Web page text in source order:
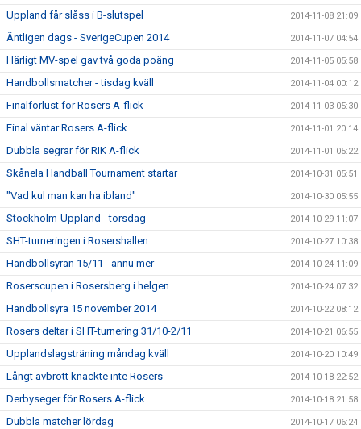
Uppland får slåss i B-slutspel 2014-11-08 21:09
Äntligen dags - SverigeCupen 2014 2014-11-07 04:54
Härligt MV-spel gav två goda poäng 2014-11-05 05:58
Handbollsmatcher - tisdag kväll 2014-11-04 00:12
Finalförlust för Rosers A-flick 2014-11-03 05:30
Final väntar Rosers A-flick 2014-11-01 20:14
Dubbla segrar för RIK A-flick 2014-11-01 05:22
Skånela Handball Tournament startar 2014-10-31 05:51
"Vad kul man kan ha ibland" 2014-10-30 05:55
Stockholm-Uppland - torsdag 2014-10-29 11:07
SHT-turneringen i Rosershallen 2014-10-27 10:38
Handbollsyran 15/11 - ännu mer 2014-10-24 11:09
Roserscupen i Rosersberg i helgen 2014-10-24 07:32
Handbollsyra 15 november 2014 2014-10-22 08:12
Rosers deltar i SHT-turnering 31/10-2/11 2014-10-21 06:55
Upplandslagsträning måndag kväll 2014-10-20 10:49
Långt avbrott knäckte inte Rosers 2014-10-18 22:52
Derbyseger för Rosers A-flick 2014-10-18 21:58
Dubbla matcher lördag 2014-10-17 06:24